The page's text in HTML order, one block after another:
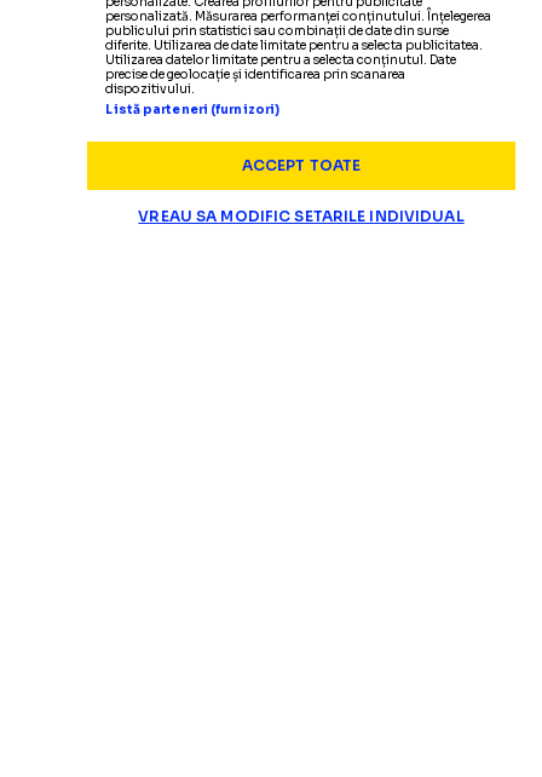
personalizată. Măsurarea performanței conținutului. Înțelegerea
publicului prin statistici sau combinații de date din surse
diferite. Utilizarea de date limitate pentru a selecta publicitatea.
Utilizarea datelor limitate pentru a selecta conținutul. Date
precise de geolocație și identificarea prin scanarea
dispozitivului.
Listă parteneri (furnizori)
ACCEPT TOATE
VREAU SA MODIFIC SETARILE INDIVIDUAL